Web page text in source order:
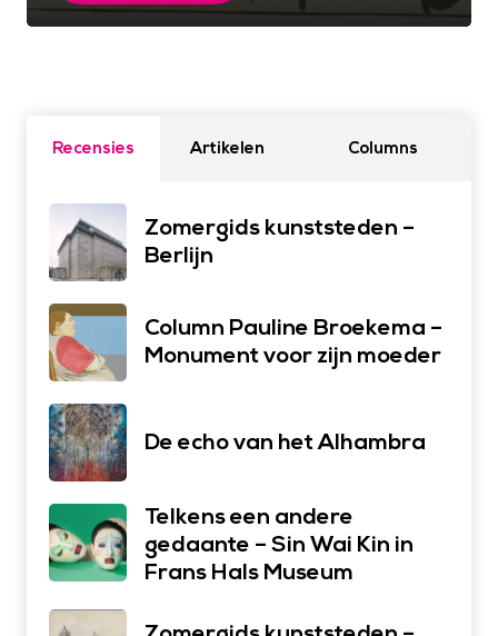
Recensies Artikelen Columns
Zomergids kunststeden –
Berlijn
Column Pauline Broekema –
Monument voor zijn moeder
De echo van het Alhambra
Telkens een andere
gedaante – Sin Wai Kin in
Frans Hals Museum